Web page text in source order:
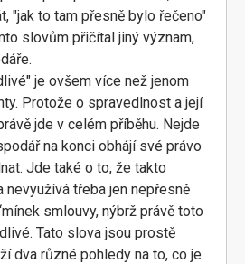
"jak to tam přesně bylo řečeno"
slovům přičítal jiný význam,
je ovšem více než jenom
Protože o spravedlnost a její
jde v celém příběhu. Nejde
na konci obhájí své právo
Jde také o to, že takto
nevyužívá třeba jen nepřesně
smlouvy, nýbrž právě toto
Tato slova jsou prostě
dva různé pohledy na to, co je